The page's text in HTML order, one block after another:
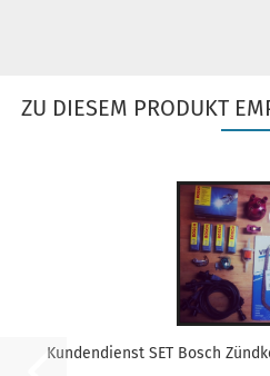
ZU DIESEM PRODUKT
Kundendienst SET Bosch